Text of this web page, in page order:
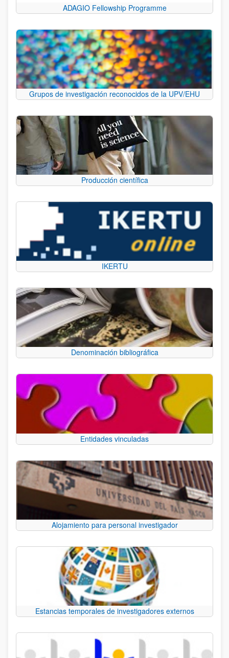
ADAGIO Fellowship Programme
Grupos de investigación reconocidos de la UPV/EHU
Producción científica
IKERTU
Denominación bibliográfica
Entidades vinculadas
Alojamiento para personal investigador
Estancias temporales de investigadores externos